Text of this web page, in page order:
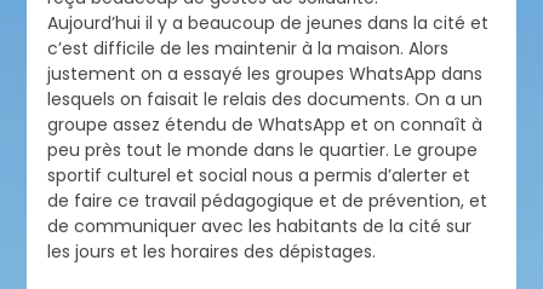
Aujourd’hui il y a beaucoup de jeunes dans la cité et
c’est difficile de les maintenir à la maison. Alors
justement on a essayé les groupes WhatsApp dans
lesquels on faisait le relais des documents. On a un
groupe assez étendu de WhatsApp et on connaît à
peu près tout le monde dans le quartier. Le groupe
sportif culturel et social nous a permis d’alerter et
de faire ce travail pédagogique et de prévention, et
de communiquer avec les habitants de la cité sur
les jours et les horaires des dépistages.